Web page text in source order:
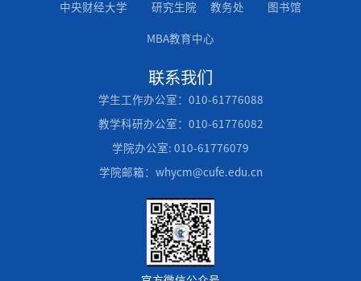
中央财经大学 研究生院 教务处 图书馆
MBA教育中心
联系我们
学生工作办公室：010-61776088
教学科研办公室：010-61776082
学院办公室: 010-61776079
学院邮箱：whycm@cufe.edu.cn